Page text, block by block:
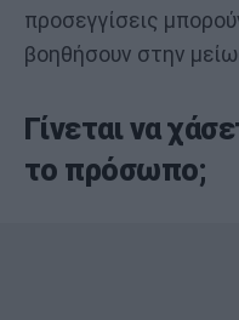
προσεγγίσεις
βοηθήσουν στην
Γίνεται να
το πρόσωπο;